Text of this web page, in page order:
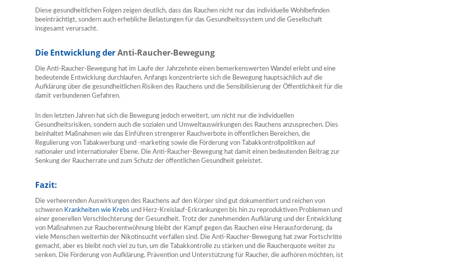
Diese gesundheitlichen Folgen zeigen deutlich, dass das Rauchen nicht nur das individuelle Wohlbefinden
beeinträchtigt, sondern auch erhebliche Belastungen für das Gesundheitssystem und die Gesellschaft
insgesamt verursacht.
Die Entwicklung derAnti-Raucher-Bewegung
Die Anti-Raucher-Bewegung hat im Laufe der Jahrzehnte einen bemerkenswerten Wandel erlebt und eine
bedeutende Entwicklung durchlaufen. Anfangs konzentrierte sich die Bewegung hauptsächlich auf die
Aufklärung über die gesundheitlichen Risiken des Rauchens und die Sensibilisierung der Öffentlichkeit für die
damit verbundenen Gefahren.
In den letzten Jahren hat sich die Bewegung jedoch erweitert, um nicht nur die individuellen
Gesundheitsrisiken, sondern auch die sozialen und Umweltauswirkungen des Rauchens anzusprechen. Dies
beinhaltet Maßnahmen wie das Einführen strengerer Rauchverbote in öffentlichen Bereichen, die
Regulierung von Tabakwerbung und -marketing sowie die Förderung von Tabakkontrollpolitiken auf
nationaler und internationaler Ebene. Die Anti-Raucher-Bewegung hat damit einen bedeutenden Beitrag zur
Senkung der Raucherrate und zum Schutz der öffentlichen Gesundheit geleistet.
Fazit:
Die verheerenden Auswirkungen des Rauchens auf den Körper sind gut dokumentiert und reichen von
schweren Krankheiten wie Krebs und Herz-Kreislauf-Erkrankungen bis hin zu reproduktiven Problemen und
einer generellen Verschlechterung der Gesundheit. Trotz der zunehmenden Aufklärung und der Entwicklung
von Maßnahmen zur Raucherentwöhnung bleibt der Kampf gegen das Rauchen eine Herausforderung, da
viele Menschen weiterhin der Nikotinsucht verfallen sind. Die Anti-Raucher-Bewegung hat zwar Fortschritte
gemacht, aber es bleibt noch viel zu tun, um die Tabakkontrolle zu stärken und die Raucherquote weiter zu
senken. Die Förderung von Aufklärung, Prävention und Unterstützung für Raucher, die aufhören möchten, ist